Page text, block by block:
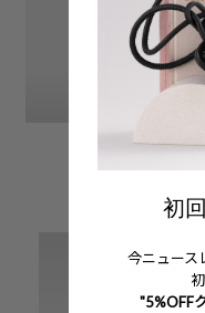
初
今ニュース
"5%OFF